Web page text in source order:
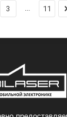
3 11